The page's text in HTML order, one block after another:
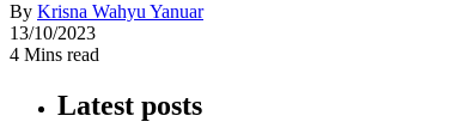
By Krisna Wahyu Yanuar
13/10/2023
4 Mins read
Latest posts